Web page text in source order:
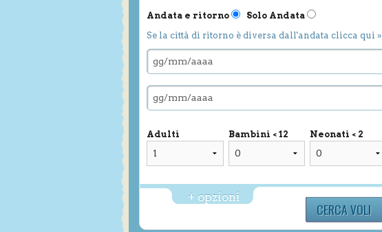
Andata e ritorno
Solo Andata
Se la città di ritorno è diversa dall'andata clicca qui »
Adulti Bambini < 12 Neonati < 2
+ opzioni